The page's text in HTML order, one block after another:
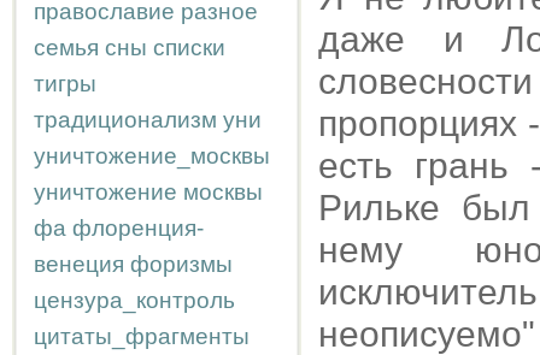
православие разное
семья сны списки
тигры
традиционализм уни
уничтожение_москвы
уничтожение москвы
фа флоренция-
венеция форизмы
цензура_контроль
цитаты_фрагменты
даже и
пропорциях
есть
Рильке
нему